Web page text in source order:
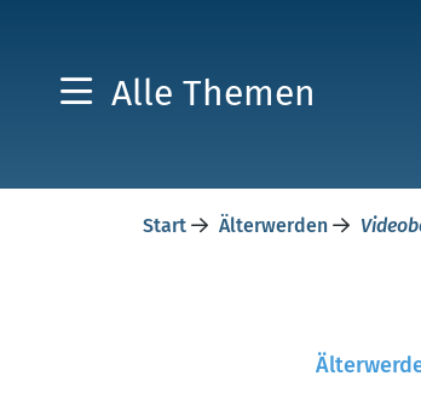
Alle Themen
Start Älterwerden